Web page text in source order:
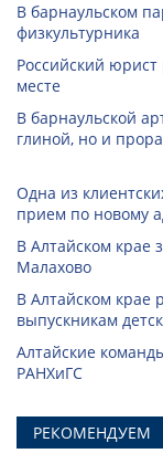
В барнаульском
физкультурника
Российский
месте
В барнаульской
глиной, но и
Одна из
прием по новому
В Алтайском крае
Малахово
В Алтайском крае
выпускникам
Алтайские
РАНХиГС
РЕКОМЕНДУЕМ